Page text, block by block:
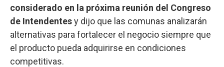
considerado en la próxima reunión del Congreso
de Intendentesy dijo que las comunas analizarán
alternativas para fortalecer el negocio siempre que
el producto pueda adquirirse en condiciones
competitivas.